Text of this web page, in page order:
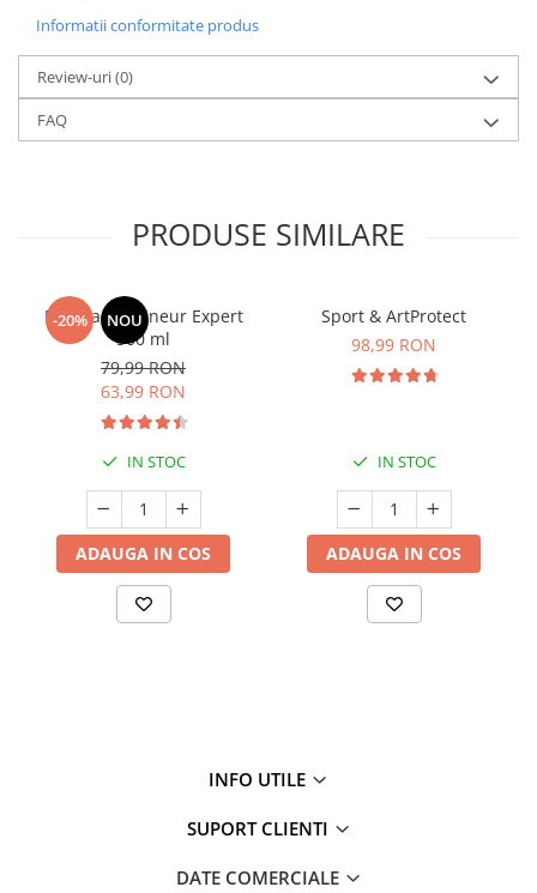
Informatii conformitate produs
Review-uri(0)
FAQ
PRODUSE SIMILARE
-20% NOU
Manhaē Draineur Expert
500 ml
79,99 RON
63,99 RON
IN STOC
ADAUGA IN COS
Sport & ArtProtect
98,99 RON
IN STOC
ADAUGA IN COS
INFO UTILE
SUPORT CLIENTI
DATE COMERCIALE